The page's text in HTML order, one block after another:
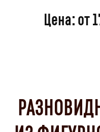
Цена: от